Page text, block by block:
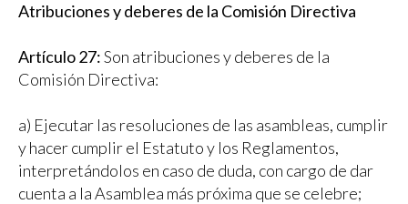
Atribuciones y deberes de la Comisión Directiva
Artículo 27:Son atribuciones y deberes de la
Comisión Directiva:
a) Ejecutar las resoluciones de las asambleas, cumplir
y hacer cumplir el Estatuto y los Reglamentos,
interpretándolos en caso de duda, con cargo de dar
cuenta a la Asamblea más próxima que se celebre;